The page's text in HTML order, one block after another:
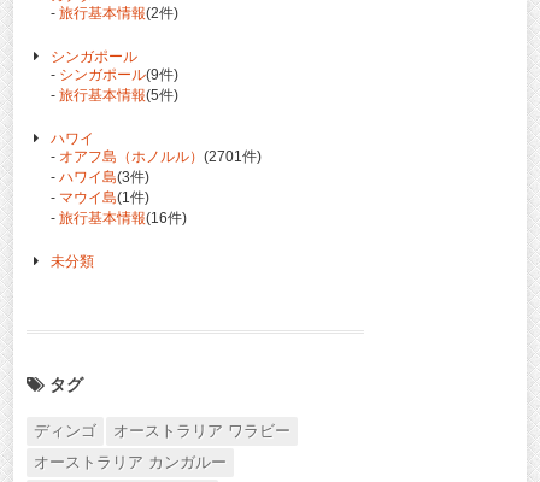
- 旅行基本情報(2件)
シンガポール
- シンガポール(9件)
- 旅行基本情報(5件)
ハワイ
- オアフ島（ホノルル） (2701件)
- ハワイ島(3件)
- マウイ島(1件)
- 旅行基本情報(16件)
未分類
タグ
ディンゴ
オーストラリア ワラビー
オーストラリア カンガルー